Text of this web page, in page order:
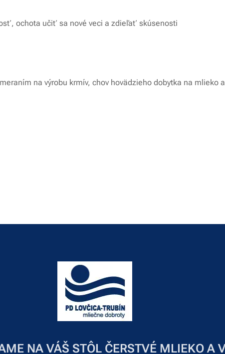
ochota učiť sa nové veci a zdieľať skúsenosti
na výrobu krmív, chov hovädzieho dobytka na mlieko
NA VÁŠ STÔL ČERSTVÉ MLIEKO A